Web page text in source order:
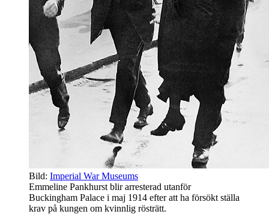
Bild: Imperial War Museums
Emmeline Pankhurst blir arresterad utanför
Buckingham Palace i maj 1914 efter att ha försökt ställa
krav på kungen om kvinnlig rösträtt.